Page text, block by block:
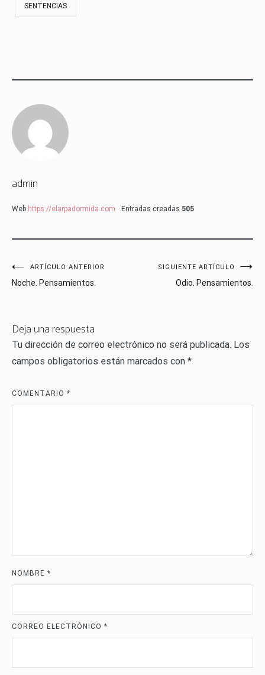
SENTENCIAS
admin
Web https://elarpadormida.com Entradas creadas 505
Navegación
de
ARTÍCULO ANTERIOR
Noche. Pensamientos.
SIGUIENTE ARTÍCULO
Odio. Pensamientos.
Deja una respuesta
Tu dirección de correo electrónico no será publicada. Los
campos obligatorios están marcados con *
COMENTARIO *
NOMBRE *
CORREO ELECTRÓNICO *